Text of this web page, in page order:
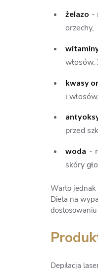
żelazo -
orzechy,
włosów.
kwasy
i włosów,
przed
woda -
skóry
Warto jednak
Dieta na
Depilacja